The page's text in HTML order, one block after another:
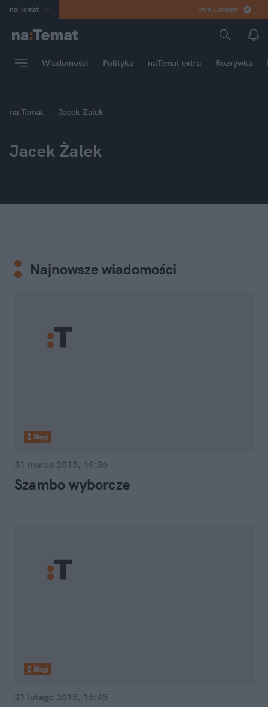
na:Temat
Poland
mama
Rozrywka
Tryb Ciemny
Wiadomości Polityka naTemat extra Rozrywka
na:Temat Jacek Żalek
Jacek Żalek
Najnowsze wiadomości
Blogi
31 marca 2015, 19:36
Szambo wyborcze
Blogi
21 lutego 2015, 16:45